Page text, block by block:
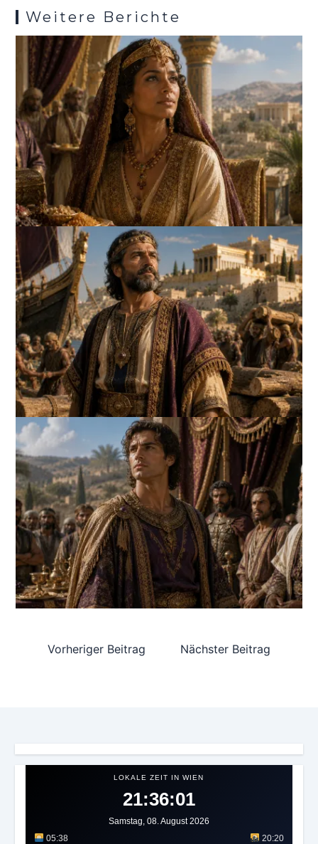
Weitere Berichte
Vorheriger Beitrag Nächster Beitrag
LOKALE ZEIT IN WIEN
21:36:03
Samstag, 08. August 2026
05:38
20:20